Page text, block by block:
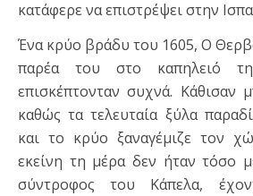
κατάφερε να επιστρέψει στην
Ένα κρύο βράδυ του 1605, Ο
παρέα του στο καπηλειό
επισκέπτονταν συχνά. Κάθισαν
καθώς τα τελευταία ξύλα
και το κρύο ξαναγέμιζε τον
εκείνη τη μέρα δεν ήταν τόσο
σύντροφος του Κάπελα,